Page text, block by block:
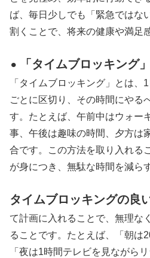
ば、毎日少しでも「緊急ではな
割くことで、将来の健康や満足
⚫︎ 「タイムブロッキング
「タイムブロッキング」とは、
ごとに区切り、その時間にやる
す。たとえば、午前中はウォー
事、午後は趣味の時間、夕方は
合です。この方法を取り入れる
が身につき、無駄な時間を減ら
タイムブロッキングの良
て計画に入れることで、無理な
ることです。たとえば、「朝は
「夜は1時間テレビを見ながら